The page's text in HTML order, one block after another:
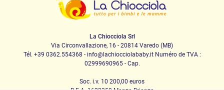
La Chiocciola Srl
Via Circonvallazione, 16 - 20814 Varedo (MB)
Tél. +39 0362.554368 - info@lachiocciolababy.it Numéro de TVA :
02999690965 - Cap.
Soc. i.v. 10 200,00 euros